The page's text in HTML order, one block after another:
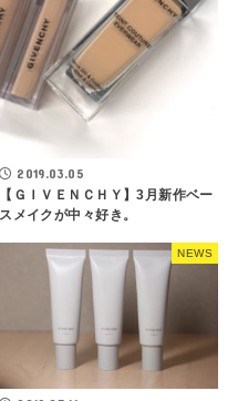
2019.03.05
【ＧＩＶＥＮＣＨＹ】3月新作ベー
スメイクが中々好き。
NEWS